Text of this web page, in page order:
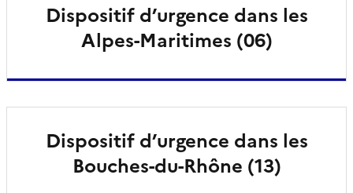
Dispositif d’urgence dans les
Alpes-Maritimes (06)
Dispositif d’urgence dans les
Bouches-du-Rhône (13)